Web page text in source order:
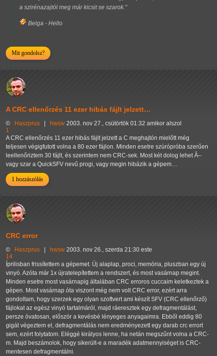
a szirénazajtól meg már kicsit se szarok."
Belga - Hello
Mit gondolsz?
A CRC ellenőrzés 11 ezer hibás fájlt jelzett…
© Haszprus hwsw 2003. nov 27., csütörtök 01:32 amikor alszol
1
A CRC ellenőrzés 11 ezer hibás fájlt jelzett a C meghajtón mielőtt még
teljesen végigfutott volna a 80 ezer fájlon. Minden esetre szúrópróba szerűen
leellenőriztem 30 fájlt, és szerintem nem CRC-sek. Most két dolog lehet Â–
vagy szar a QuickSFV nevű progi, vagy megin hibázik a gépem…
1 hozzászólás
CRC error
© Haszprus hwsw 2003. nov 26., szerda 21:30 este
14
Íprilisban frissítettem a gépemet. Új alaplap, proci, memória, pluszban egy új
vinyó. Azóta már 1x újratelepítettem a rendszert, és most vasárnap megint.
Minden esetre most vasárnapig általában CRC erroros cuccaim keletkeztek a
gépen. Most vasárnap óta viszont még nem volt CRC error, ezért arra
gondoltam, hogy szerzek egy olyan szoftvert ami készít SFV (CRC ellenőrző)
fájlokat az egész vinyó tartalmáról, majd ráeresztek egy defragmentálást,
persze óvatosan, először a kevésbé lényeges anyagaimra. Ebből eddig 80
gigát végeztem el, defragmentálás nem eredményezett egy darab crc errort
sem, ezért folytatom. Eléggé királyos lenne, ha netán megszűnt volna a CRC-
m. Majd beszámolok, hogy sikerült-e a maradék adatmennyiséget is CRC-
mentesen defragmentálni.